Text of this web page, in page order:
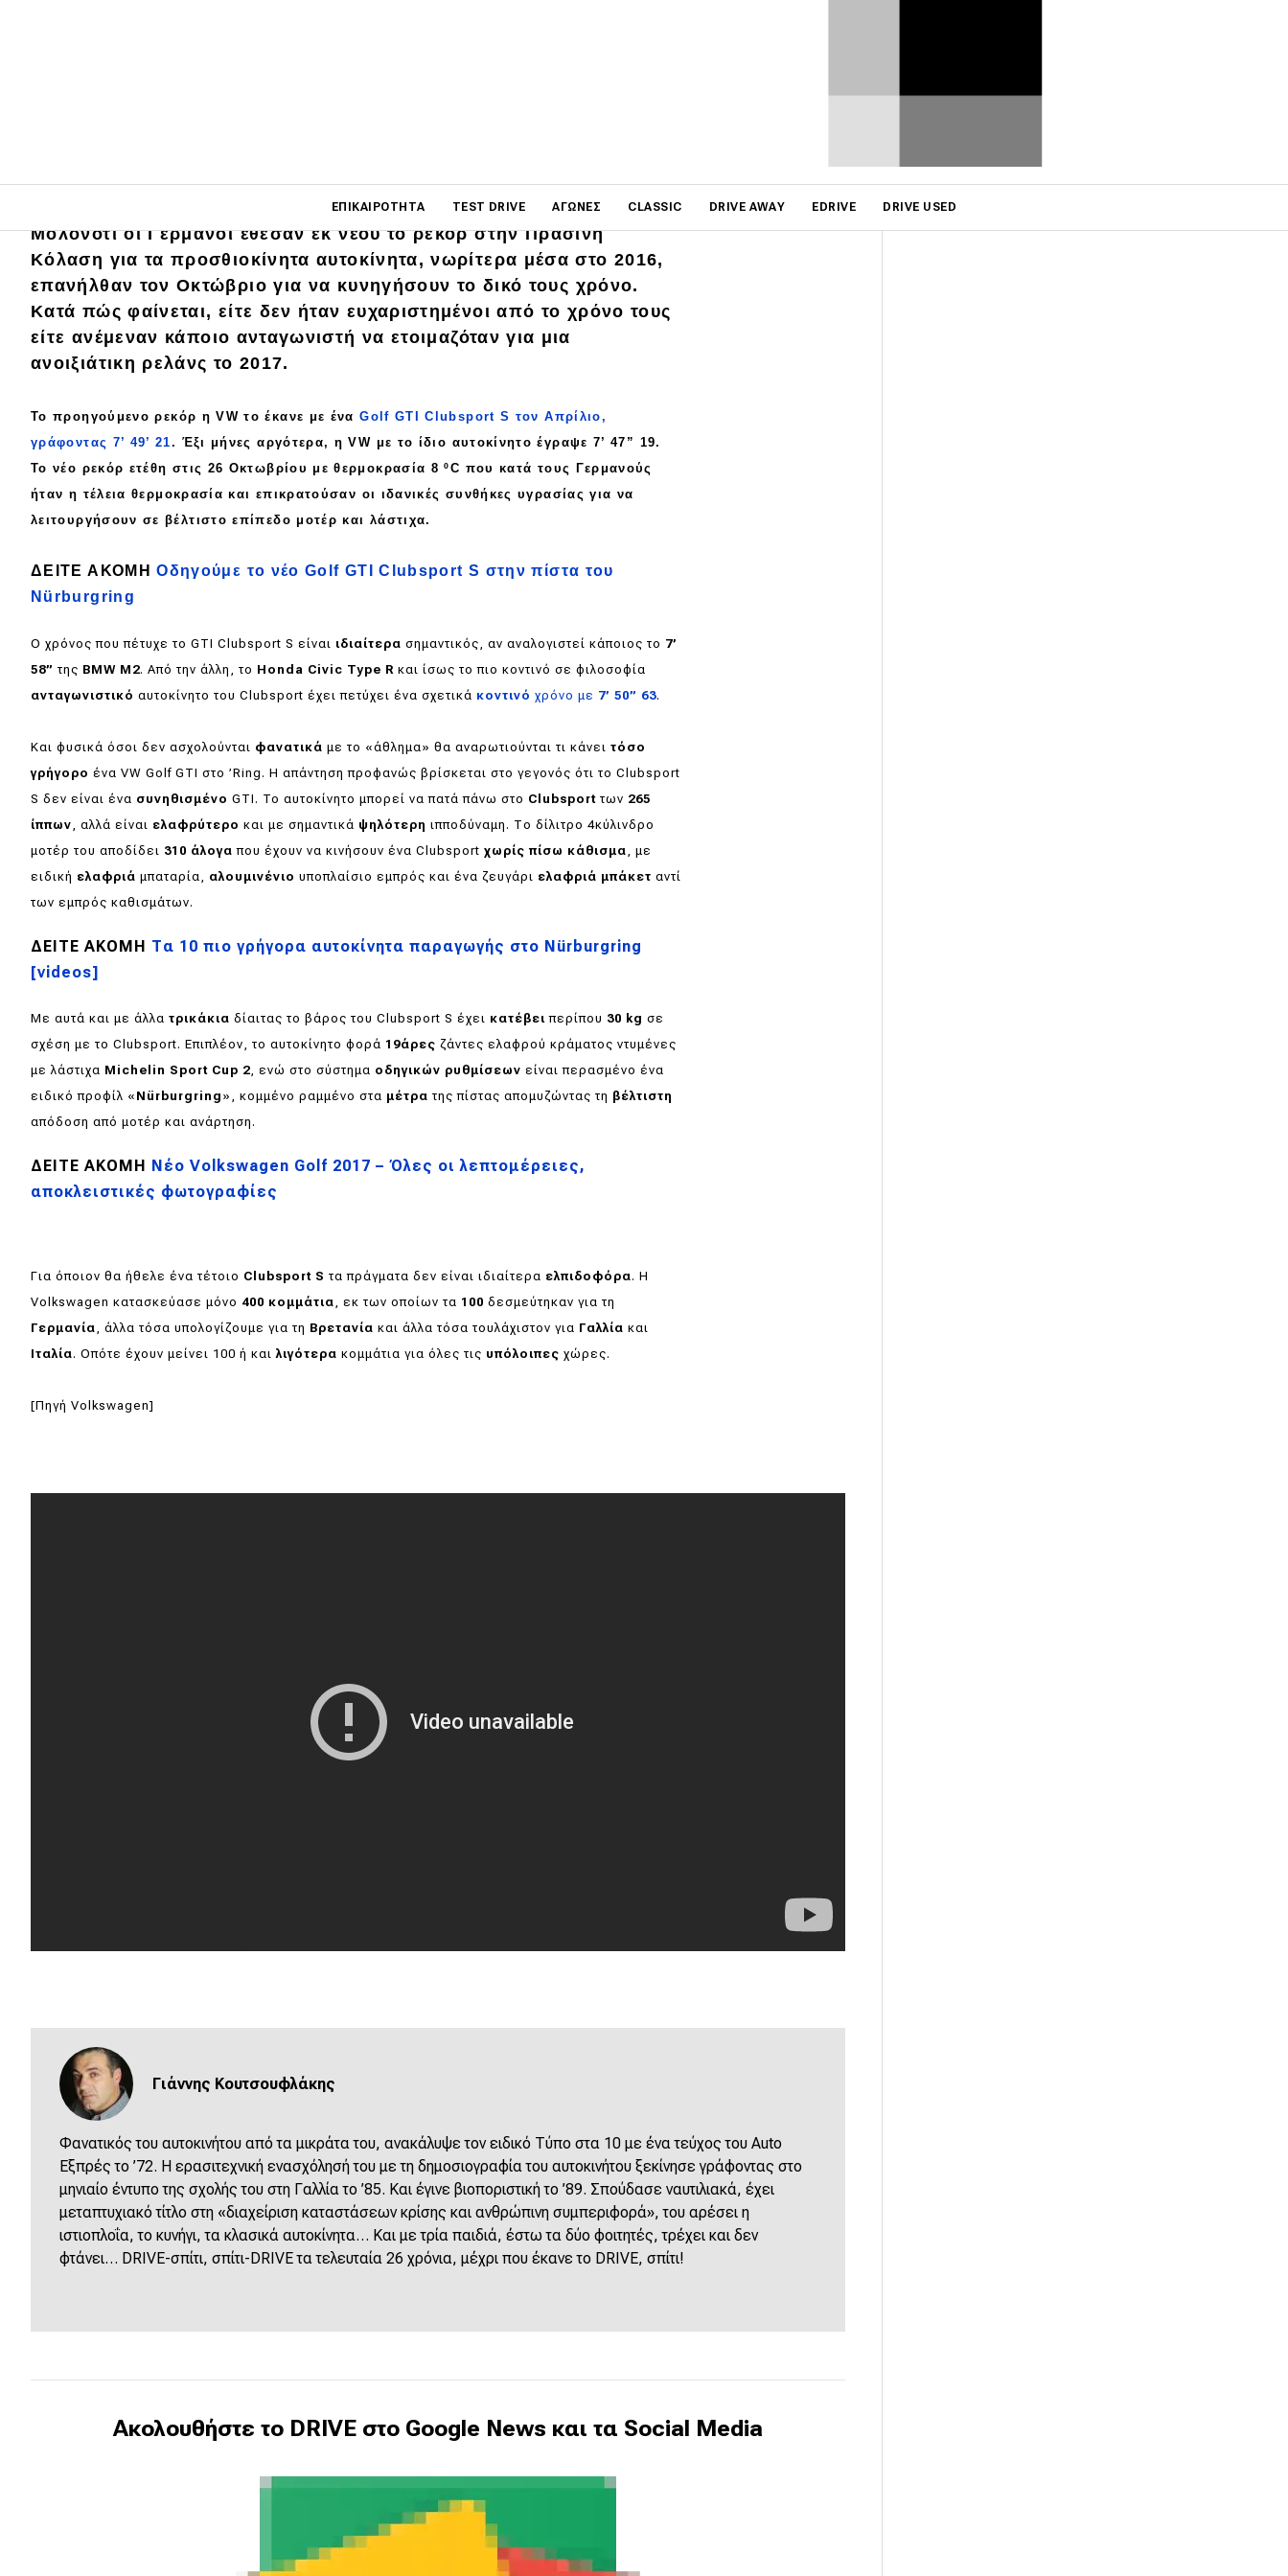
ΕΠΙΚΑΙΡΌΤΗΤΑ TEST DRIVE ΑΓΏΝΕΣ CLASSIC DRIVE AWAY EDRIVE DRIVE USED
Main navigation
Επικαιρότητα
Νέα μοντέλα
Ελλάδα
Κόσμος
Τεχνολογία
Ασφάλεια
Αγορά
Απόψεις
Test Drive
Αποστολή
Συγκρίνουμε
Αγώνες
Formula 1
WRC
Motorsport
Eco
Νέα
Τεχνολογία
Mobility
Σταθμοί φόρτισης
Classic
Νέα
Παρουσιάσεις
φαίνεται ηVolkswagen.
Μολονότι οι Γερμανοί έθεσαν εκ νέου τορεκόρστην Πράσινη
Κόλαση για ταπροσθιοκίνητα αυτοκίνητα, νωρίτερα μέσα στο 2016,
επανήλθαν τον Οκτώβριο για να κυνηγήσουν το δικό τους χρόνο.
Κατά πώς φαίνεται, είτε δεν ήταν ευχαριστημένοι από το χρόνο τους
είτε ανέμεναν κάποιο ανταγωνιστή να ετοιμαζόταν για μια
ανοιξιάτικη ρελάνς το 2017.
Τοπροηγούμενο ρεκόρ η VW το έκανε με έναGolf GTI Clubsport S τον Απρίλιο,
γράφοντας 7’ 49’ 21. Έξι μήνες αργότερα, η VW με το ίδιο αυτοκίνητο έγραψε7’ 47” 19.
Το νέο ρεκόρ ετέθη στις 26 Οκτωβρίου με θερμοκρασία 8ºC που κατά τους Γερμανούς
ήταν η τέλεια θερμοκρασία και επικρατούσαν οι ιδανικές συνθήκες υγρασίας για να
λειτουργήσουν σεβέλτιστο επίπεδο μοτέρ και λάστιχα.
ΔΕΙΤΕ ΑΚΟΜΗΟδηγούμε το νέο Golf GTI Clubsport S στην πίστα του
Nürburgring
Ο χρόνος που πέτυχε το GTI Clubsport S είναι ιδιαίτερα σημαντικός, αν αναλογιστεί κάποιος το 7’
58” της BMW M2. Από την άλλη, το Honda Civic Type R και ίσως το πιο κοντινό σε φιλοσοφία
ανταγωνιστικό αυτοκίνητο του Clubsport έχει πετύχει ένα σχετικά κοντινό χρόνο με 7’ 50” 63.
Και φυσικά όσοι δεν ασχολούνται φανατικά με το «άθλημα» θα αναρωτιούνται τι κάνει τόσο
γρήγορο ένα VW Golf GTI στο ’Ring. Η απάντηση προφανώς βρίσκεται στο γεγονός ότι το Clubsport
S δεν είναι ένα συνηθισμένο GTI. To αυτοκίνητο μπορεί να πατά πάνω στο Clubsport των 265
ίππων, αλλά είναι ελαφρύτερο και με σημαντικά ψηλότερη ιπποδύναμη. Το δίλιτρο 4κύλινδρο
μοτέρ του αποδίδει 310 άλογα που έχουν να κινήσουν ένα Clubsport χωρίς πίσω κάθισμα, με
ειδική ελαφριά μπαταρία, αλουμινένιο υποπλαίσιο εμπρός και ένα ζευγάρι ελαφριά μπάκετ αντί
των εμπρός καθισμάτων.
ΔΕΙΤΕ ΑΚΟΜΗ Τα 10 πιο γρήγορα αυτοκίνητα παραγωγής στο Nürburgring
[videos]
Με αυτά και με άλλα τρικάκια δίαιτας το βάρος του Clubsport S έχει κατέβει περίπου 30 kg σε
σχέση με το Clubsport. Επιπλέον, το αυτοκίνητο φορά 19άρες ζάντες ελαφρού κράματος ντυμένες
με λάστιχα Michelin Sport Cup 2, ενώ στο σύστημα οδηγικών ρυθμίσεων είναι περασμένο ένα
ειδικό προφίλ « Nürburgring », κομμένο ραμμένο στα μέτρα της πίστας απομυζώντας τη βέλτιστη
απόδοση από μοτέρ και ανάρτηση.
ΔΕΙΤΕ ΑΚΟΜΗ Νέο Volkswagen Golf 2017 – Όλες οι λεπτομέρειες,
αποκλειστικές φωτογραφίες
Για όποιον θα ήθελε ένα τέτοιο Clubsport S τα πράγματα δεν είναι ιδιαίτερα ελπιδοφόρα. Η
Volkswagen κατασκεύασε μόνο 400 κομμάτια, εκ των οποίων τα 100 δεσμεύτηκαν για τη
Γερμανία, άλλα τόσα υπολογίζουμε για τη Βρετανία και άλλα τόσα τουλάχιστον για Γαλλία και
Ιταλία. Οπότε έχουν μείνει 100 ή καιλιγότερα κομμάτια για όλες τις υπόλοιπες χώρες.
[Πηγή Volkswagen]
Γιάννης Κουτσουφλάκης
Φανατικός του αυτοκινήτου από τα μικράτα του, ανακάλυψε τον ειδικό Τύπο στα 10 με ένα τεύχος του Αuto
Εξπρές το ’72. Η ερασιτεχνική ενασχόλησή του με τη δημοσιογραφία του αυτοκινήτου ξεκίνησε γράφοντας στο
μηνιαίο έντυπο της σχολής του στη Γαλλία το ’85. Και έγινε βιοποριστική το ’89. Σπούδασε ναυτιλιακά, έχει
μεταπτυχιακό τίτλο στη «διαχείριση καταστάσεων κρίσης και ανθρώπινη συμπεριφορά», του αρέσει η
ιστιοπλοΐα, το κυνήγι, τα κλασικά αυτοκίνητα… Kαι με τρία παιδιά, έστω τα δύο φοιτητές, τρέχει και δεν
φτάνει… DRIVE-σπίτι, σπίτι-DRIVE τα τελευταία 26 χρόνια, μέχρι που έκανε το DRIVE, σπίτι!
Ακολουθήστε το DRIVE στο Google News και τα Social Media